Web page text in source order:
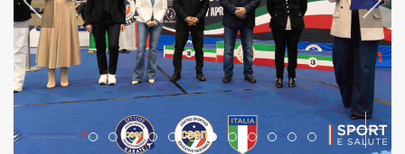
Item 0Item 1Item 2Item 3Item 4Item 5Item 6Item 7Item 8Item 9Item 10Item 11